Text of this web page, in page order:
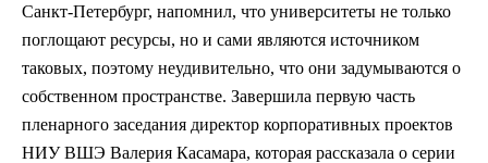
Санкт-Петербург, напомнил, что университеты не только
поглощают ресурсы, но и сами являются источником
таковых, поэтому неудивительно, что они задумываются о
собственном пространстве. Завершила первую часть
пленарного заседания директор корпоративных проектов
НИУ ВШЭ Валерия Касамара, которая рассказала о серии